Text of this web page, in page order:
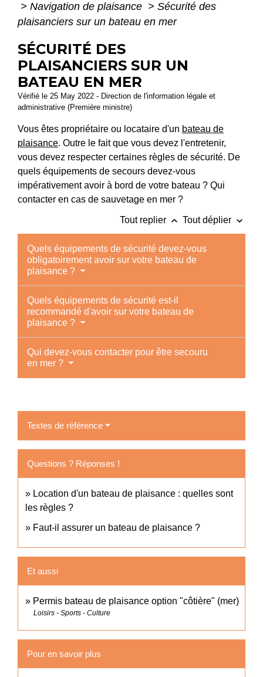
> Navigation de plaisance > Sécurité des
plaisanciers sur un bateau en mer
SÉCURITÉ DES
PLAISANCIERS SUR UN
BATEAU EN MER
Vérifié le 25 May 2022 - Direction de l'information légale et
administrative (Première ministre)
Vous êtes propriétaire ou locataire d'un bateau de
plaisance. Outre le fait que vous devez l'entretenir,
vous devez respecter certaines règles de sécurité. De
quels équipements de secours devez-vous
impérativement avoir à bord de votre bateau ? Qui
contacter en cas de sauvetage en mer ?
Tout replier keyboard_arrow_up Tout déplier keyboard_arrow_down
Quels équipements de sécurité devez-vous
obligatoirement avoir sur votre bateau de
plaisance ?
Quels équipements de sécurité est-il
recommandé d'avoir sur votre bateau de
plaisance ?
Qui devez-vous contacter pour être secouru
en mer ?
Textes de référence
Questions ? Réponses !
Location d'un bateau de plaisance : quelles sont
les règles ?
Faut-il assurer un bateau de plaisance ?
Et aussi
Permis bateau de plaisance option "côtière" (mer)
Loisirs - Sports - Culture
Pour en savoir plus